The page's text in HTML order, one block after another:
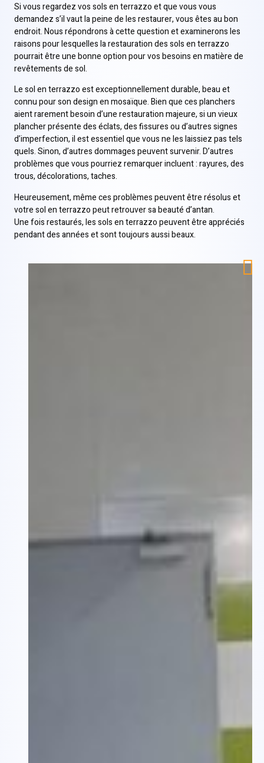
Si vous regardez vos sols en terrazzo et que vous vous
demandez s’il vaut la peine de les restaurer, vous êtes au bon
endroit. Nous répondrons à cette question et examinerons les
raisons pour lesquelles la restauration des sols en terrazzo
pourrait être une bonne option pour vos besoins en matière de
revêtements de sol.
Le sol en terrazzo est exceptionnellement durable, beau et
connu pour son design en mosaïque. Bien que ces planchers
aient rarement besoin d’une restauration majeure, si un vieux
plancher présente des éclats, des fissures ou d’autres signes
d’imperfection, il est essentiel que vous ne les laissiez pas tels
quels. Sinon, d’autres dommages peuvent survenir. D’autres
problèmes que vous pourriez remarquer incluent : rayures, des
trous, décolorations, taches.
Heureusement, même ces problèmes peuvent être résolus et
votre sol en terrazzo peut retrouver sa beauté d’antan.
Une fois restaurés, les sols en terrazzo peuvent être appréciés
pendant des années et sont toujours aussi beaux.